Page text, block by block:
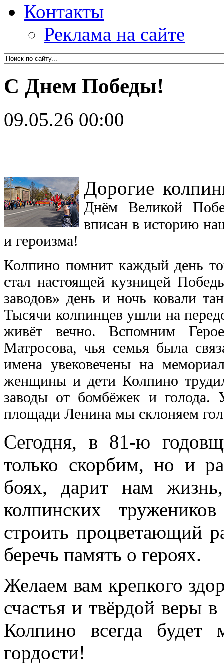
Контакты
Реклама на сайте
С Днем Победы!
09.05.26 00:00
Дорогие
Днём Великой
вписан в историю
и героизма!
Колпино помнит каждый день
стал настоящей кузницей
заводов» день и ночь ковали
Тысячи колпинцев ушли на
живёт вечно. Вспомним
Матросова, чья семья была
имена увековечены на
женщины и дети Колпино
заводы от бомбёжек и
площади Ленина мы склоняем
Сегодня, в 81-ю
только скорбим, но и
боях, дарит нам
колпинских
строить процветающий
беречь память о героях.
Желаем вам крепкого
счастья и твёрдой веры
Колпино всегда
гордости!